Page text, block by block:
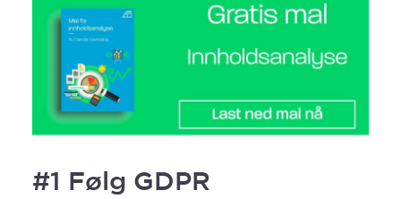
#1 Følg GDPR